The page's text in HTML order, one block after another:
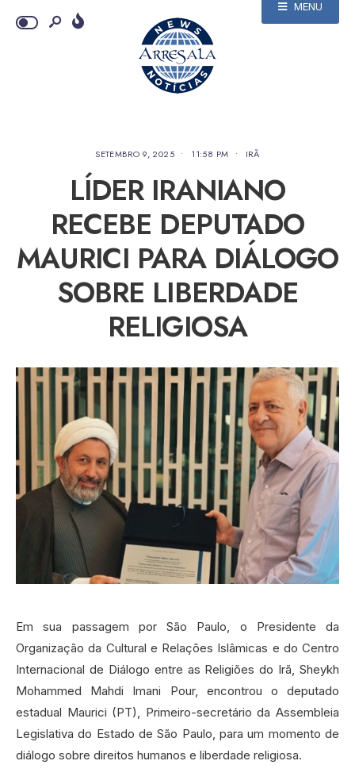
MENU
SETEMBRO 9, 2025 • 11:58 PM • IRÃ
LÍDER IRANIANO
RECEBE DEPUTADO
MAURICI PARA DIÁLOGO
SOBRE LIBERDADE
RELIGIOSA
Em sua passagem por São Paulo, o Presidente da
Organização da Cultural e Relações Islâmicas e do Centro
Internacional de Diálogo entre as Religiões do Irã, Sheykh
Mohammed Mahdi Imani Pour, encontrou o deputado
estadual Maurici (PT), Primeiro-secretário da Assembleia
Legislativa do Estado de São Paulo, para um momento de
diálogo sobre direitos humanos e liberdade religiosa.